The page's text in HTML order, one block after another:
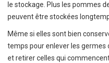
le stockage. Plus les pommes
peuvent être stockées
Même si elles sont bien
temps pour enlever les germes
et retirer celles qui